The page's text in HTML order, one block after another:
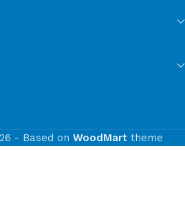
- Based on WoodMarttheme